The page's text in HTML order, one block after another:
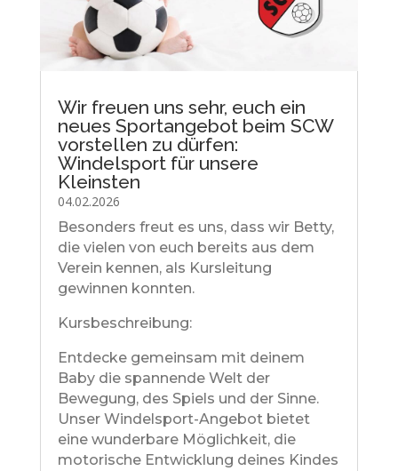
Wir freuen uns sehr, euch ein
neues Sportangebot beim SCW
vorstellen zu dürfen:
Windelsport für unsere
Kleinsten
04.02.2026
Besonders freut es uns, dass wir Betty,
die vielen von euch bereits aus dem
Verein kennen, als Kursleitung
gewinnen konnten.
Kursbeschreibung:
Entdecke gemeinsam mit deinem
Baby die spannende Welt der
Bewegung, des Spiels und der Sinne.
Unser Windelsport-Angebot bietet
eine wunderbare Möglichkeit, die
motorische Entwicklung deines Kindes